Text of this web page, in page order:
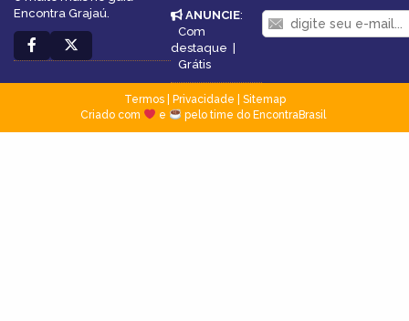
Encontra Grajaú.
ANUNCIE:
Com
destaque |
Grátis
Termos| Privacidade
Sitemap
Criado com
e pelo time do EncontraBrasil